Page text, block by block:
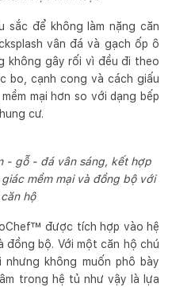
sắc để không làm nặng căn
vân đá và gạch ốp ô
không gây rối vì đều đi theo
bo, cạnh cong và cách giấu
mại hơn so với dạng bếp
cư.
- gỗ - đá vân sáng, kết hợp
mềm mại và đồng bộ với
hộ
được tích hợp vào hệ
bộ. Với một căn hộ chú
không muốn phô bày
trong hệ tủ như vậy là lựa